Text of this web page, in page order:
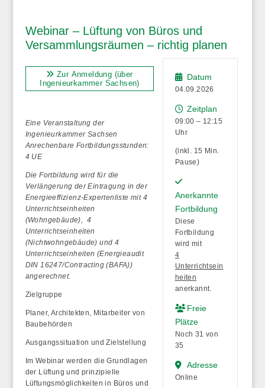
Webinar – Lüftung von Büros und
Versammlungsräumen – richtig planen
Zur Anmeldung (über
Ingenieurkammer Sachsen)
Eine Veranstaltung der
Ingenieurkammer Sachsen
Anrechenbare Fortbildungsstunden:
4 UE
Die Fortbildung wird für die
Verlängerung der Eintragung in der
Energieeffizienz-Expertenliste mit 4
Unterrichtseinheiten
(Wohngebäude), 4
Unterrichtseinheiten
(Nichtwohngebäude) und 4
Unterrichtseinheiten (Energieaudit
DIN 16247/Contracting (BAFA))
angerechnet.
Zielgruppe
Planer, Architekten, Mitarbeiter von
Baubehörden
Ausgangssituation und Zielstellung
Im Webinar werden die Grundlagen
der Lüftung und prinzipielle
Lüftungsmöglichkeiten in Büros und
Datum
04.09.2026
Zeitplan
09:00 – 12:15
Uhr
(inkl. 15 Min.
Pause)
Anerkannte
Fortbildung
Diese
Fortbildung
wird mit
4
Unterrichtsein
heiten
anerkannt.
Freie
Plätze
Noch 31 von
35
Adresse
Online